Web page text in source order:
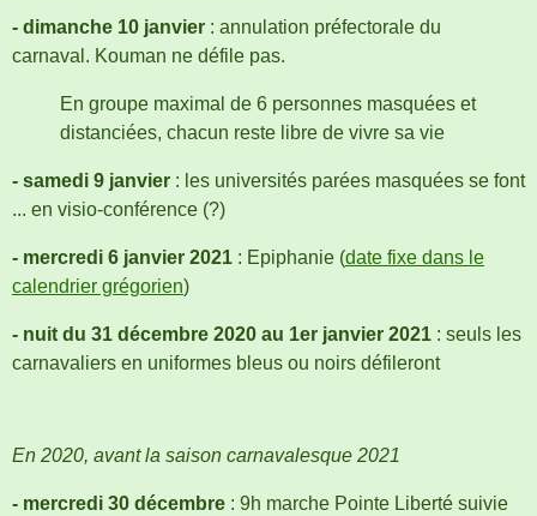
- dimanche 10 janvier : annulation préfectorale du
carnaval. Kouman ne défile pas.
En groupe maximal de 6 personnes masquées et
distanciées, chacun reste libre de vivre sa vie
- samedi 9 janvier : les universités parées masquées se font
... en visio-conférence (?)
- mercredi 6 janvier 2021 : Epiphanie (date fixe dans le
calendrier grégorien)
- nuit du 31 décembre 2020 au 1er janvier 2021 : seuls les
carnavaliers en uniformes bleus ou noirs défileront
En 2020, avant la saison carnavalesque 2021
- mercredi 30 décembre : 9h marche Pointe Liberté suivie